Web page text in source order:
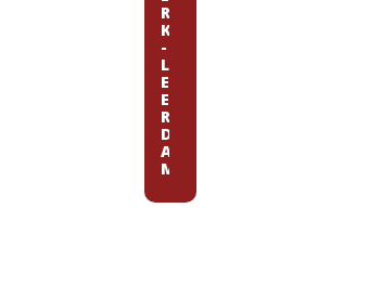
R
K
-
L
E
E
R
D
A
M